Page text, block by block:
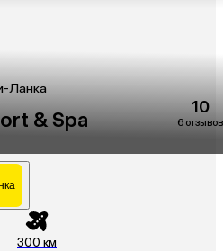
Ланка
& Spa
10
6 отзывов
300 км